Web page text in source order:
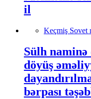
il
Keçmiş Sovet
Sülh
döyüş
bərpası